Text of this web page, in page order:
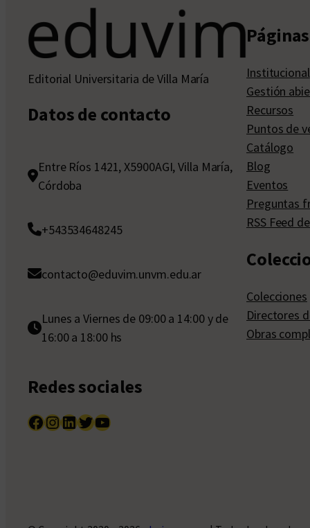
Editorial Universitaria de Villa María
Datos de contacto
Entre Ríos 1421, X5900AGI, Villa María,
Córdoba
+543534648245
contacto@eduvim.unvm.edu.ar
Lunes a Viernes de 09:00 a 14:00 y de
16:00 a 18:00 hs
Redes sociales
Facebook InstagramLinkedIn Twitter YouTube
Institucional
Gestión
Recursos
Puntos de
Catálogo
Blog
Eventos
Preguntas
RSS Feed
Colecciones
Directores
Obras